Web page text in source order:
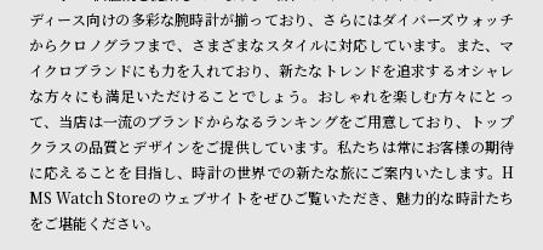
ディース向けの多彩な腕時計が揃っており、さらにはダイバーズウォッチ
からクロノグラフまで、さまざまなスタイルに対応しています。また、マ
イクロブランドにも力を入れており、新たなトレンドを追求するオシャレ
な方々にも満足いただけることでしょう。おしゃれを楽しむ方々にとっ
て、当店は一流のブランドからなるランキングをご用意しており、トップ
クラスの品質とデザインをご提供しています。私たちは常にお客様の期待
に応えることを目指し、時計の世界での新たな旅にご案内いたします。H
MS Watch Storeのウェブサイトをぜひご覧いただき、魅力的な時計たち
をご堪能ください。